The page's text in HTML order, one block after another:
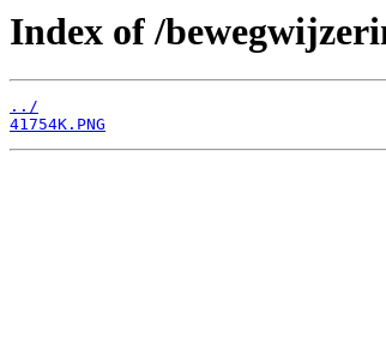
Index of /
../
41754K.PNG